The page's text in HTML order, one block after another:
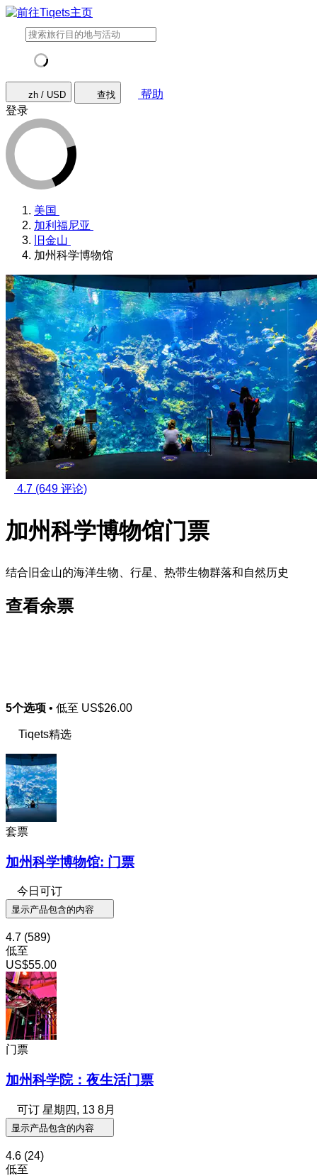
zh / USD 查找
帮助
登录
美国
加利福尼亚
旧金山
加州科学博物馆
4.7 (649 评论)
加州科学博物馆门票
结合旧金山的海洋生物、行星、热带生物群落和自然历史
查看余票
5个选项 • 低至 US$26.00
Tiqets精选
套票
加州科学博物馆: 门票
今日可订
显示产品包含的内容
4.7 (589)
低至
US$55.00
门票
加州科学院：夜生活门票
可订 星期四, 13 8月
显示产品包含的内容
4.6 (24)
低至